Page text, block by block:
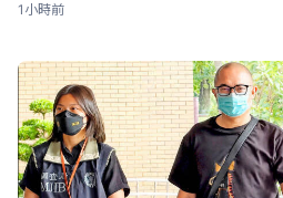
1小時前